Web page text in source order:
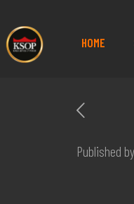
HOME
Published by